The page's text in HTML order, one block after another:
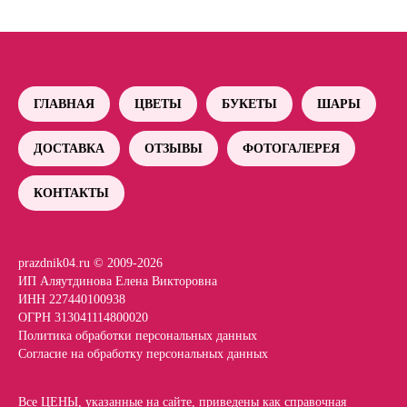
ГЛАВНАЯ ЦВЕТЫ БУКЕТЫ ШАРЫ
ДОСТАВКА ОТЗЫВЫ ФОТОГАЛЕРЕЯ
КОНТАКТЫ
prazdnik04.ru © 2009-2026
ИП Аляутдинова Елена Викторовна
ИНН 227440100938
ОГРН 313041114800020
Политика обработки персональных данных
Согласие на обработку персональных данных
Все ЦЕНЫ, указанные на сайте, приведены как справочная